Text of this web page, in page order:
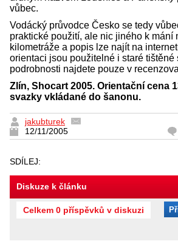
vůbec.
Vodácký průvodce Česko se tedy
praktické použití, ale nic jiného k mání
kilometráže a popis lze najít na
orientaci jsou použitelné i staré tištěné
podrobnosti najdete pouze v
Zlín, Shocart 2005. Orientační cena
svazky vkládané do šanonu.
jakubturek
12/11/2005
SDÍLEJ:
Diskuze k článku
Celkem 0 příspěvků v diskuzi